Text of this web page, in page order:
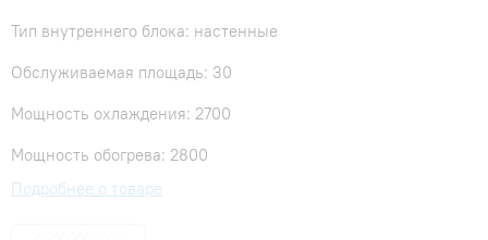
Тип внутреннего блока: настенные
Обслуживаемая площадь: 30
Мощность охлаждения: 2700
Мощность обогрева: 2800
Подробнее о товаре